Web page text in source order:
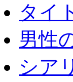
タイ
男性
シア